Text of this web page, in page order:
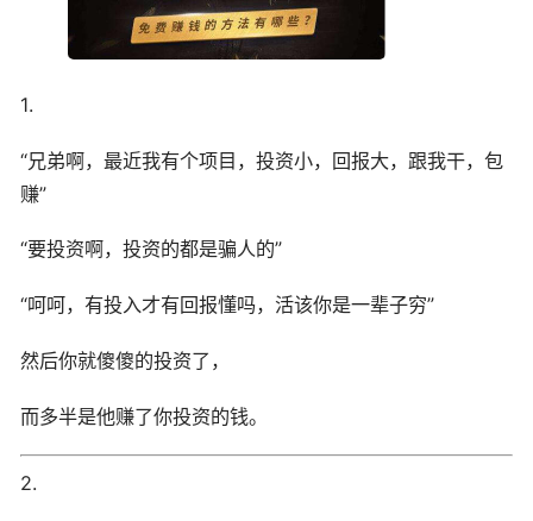
1.
“兄弟啊，最近我有个项目，投资小，回报大，跟我干，包
赚”
“要投资啊，投资的都是骗人的”
“呵呵，有投入才有回报懂吗，活该你是一辈子穷”
然后你就傻傻的投资了，
而多半是他赚了你投资的钱。
2.